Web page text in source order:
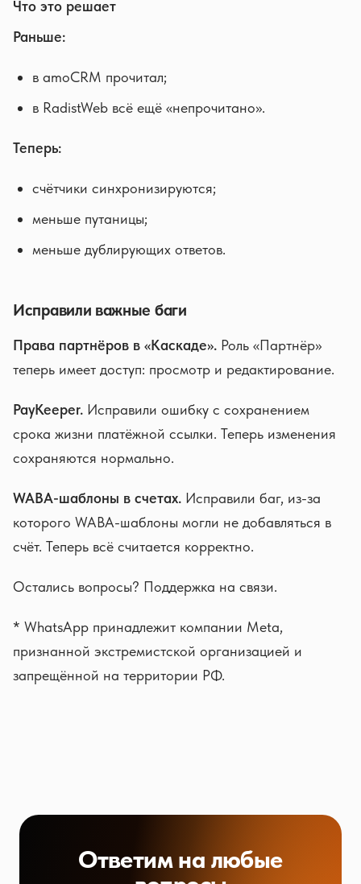
Что это решает
Раньше:
в amoCRM прочитал;
в RadistWeb всё ещё «непрочитано».
Теперь:
счётчики синхронизируются;
меньше путаницы;
меньше дублирующих ответов.
Исправили важные баги
Права партнёров в «Каскаде». Роль «Партнёр»
теперь имеет доступ: просмотр и редактирование.
PayKeeper. Исправили ошибку с сохранением
срока жизни платёжной ссылки. Теперь изменения
сохраняются нормально.
WABA-шаблоны в счетах. Исправили баг, из-за
которого WABA-шаблоны могли не добавляться в
счёт. Теперь всё считается корректно.
Остались вопросы? Поддержка на связи.
* WhatsApp принадлежит компании Meta,
признанной экстремистской организацией и
запрещённой на территории РФ.
Ответим на любые